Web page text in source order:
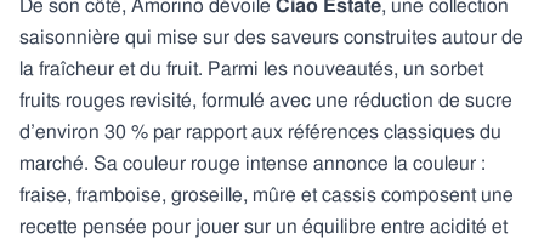
De son côté, Amorino dévoile Ciao Estate, une collection
saisonnière qui mise sur des saveurs construites autour de
la fraîcheur et du fruit. Parmi les nouveautés, un sorbet
fruits rouges revisité, formulé avec une réduction de sucre
d’environ 30 % par rapport aux références classiques du
marché. Sa couleur rouge intense annonce la couleur :
fraise, framboise, groseille, mûre et cassis composent une
recette pensée pour jouer sur un équilibre entre acidité et